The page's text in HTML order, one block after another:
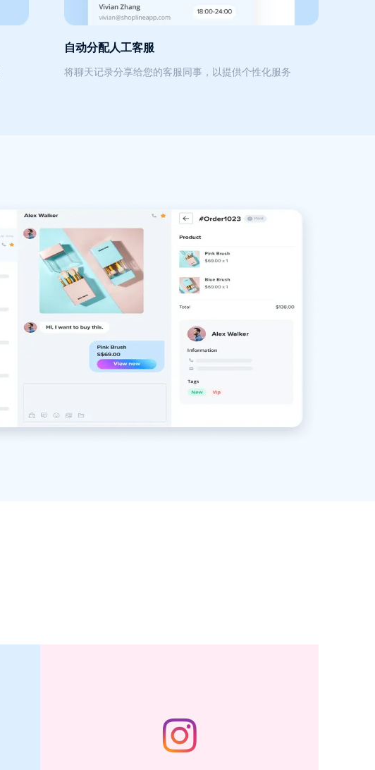
自动分配人工客服
将聊天记录分享给您的客服同事，以提供个性化服务